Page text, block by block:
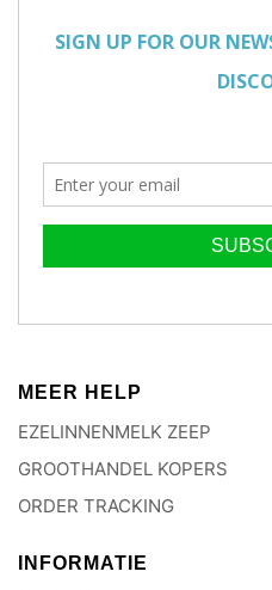
MEER HELP
EZELINNENMELK ZEEP
GROOTHANDEL KOPERS
ORDER TRACKING
INFORMATIE